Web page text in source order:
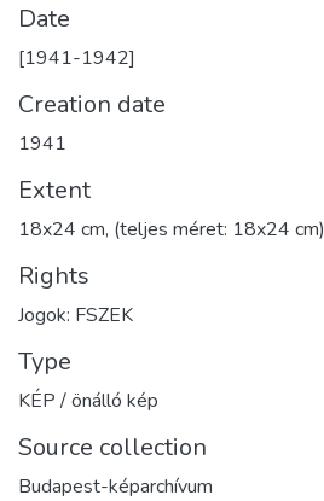
Date
[1941-1942]
Creation date
1941
Extent
18x24 cm, (teljes méret: 18x24 cm)
Rights
Jogok: FSZEK
Type
KÉP / önálló kép
Source collection
Budapest-képarchívum